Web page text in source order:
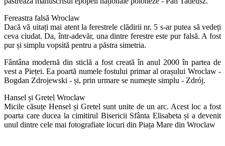
Fereastra falsă Wroclaw
Dacă vă uitați mai atent la ferestrele clădirii nr. 5 s-ar putea să vedeți
ceva ciudat. Da, într-adevăr, una dintre ferestre este pur falsă. A fost
pur și simplu vopsită pentru a păstra simetria.
Fântâna modernă din sticlă a fost creată în anul 2000 în partea de
vest a Pieței. Ea poartă numele fostului primar al orașului Wroclaw -
Bogdan Zdrojewski - și, prin urmare se numește simplu - Zdrój.
Hansel și Gretel Wroclaw
Micile căsuțe Hensel și Gretel sunt unite de un arc. Acest loc a fost
poarta care ducea la cimitirul Bisericii Sfânta Elisabeta și a devenit
unul dintre cele mai fotografiate locuri din Piața Mare din Wroclaw